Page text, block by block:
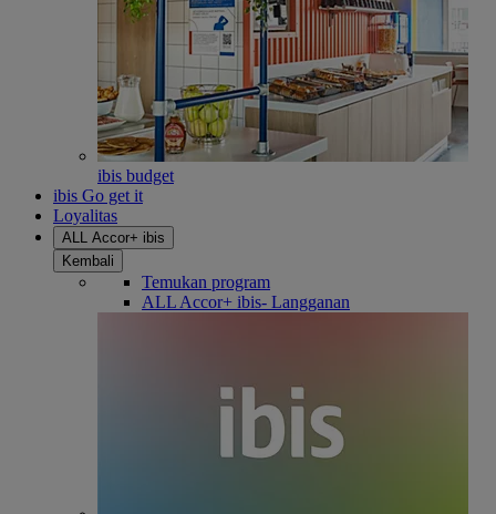
ibis budget
ibis Go get it
Loyalitas
ALL Accor+ ibis
Kembali
Temukan program
ALL Accor+ ibis- Langganan